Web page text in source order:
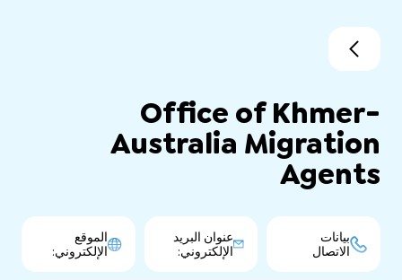
Office of Khmer-
Australia Migration
Agents
بيانات
الاتصال
عنوان البريد
الإلكتروني:
الموقع
الإلكتروني: